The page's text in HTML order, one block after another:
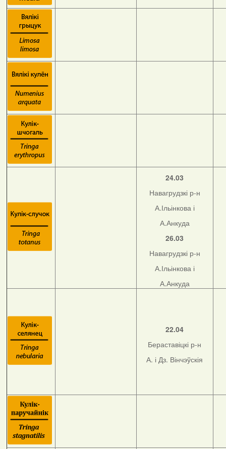
24.03
Навагрудзкі р-н
А.Ільінкова і
А.Анкуда
26.03
Навагрудзкі р-н
А.Ільінкова і
А.Анкуда
22.04
Бераставіцкі р-н
А. і Дз. Вінчэўскія